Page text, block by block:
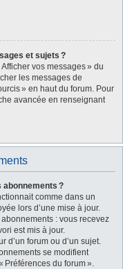
et sujets ?
vos messages » du
les messages de
» en haut du forum. Pour
avancée en renseignant
?
comme dans un
lors d’une mise à jour.
: vous recevez
est mis à jour.
d’un forum ou d’un sujet.
se modifient
Préférences du forum ».